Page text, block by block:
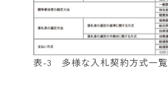
表-3 多様な入札契約方式一覧